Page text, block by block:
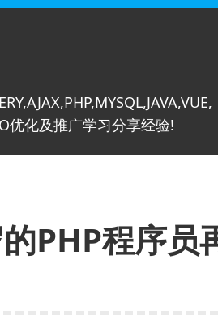
优化及推广学习分享经验!
PHP程序员